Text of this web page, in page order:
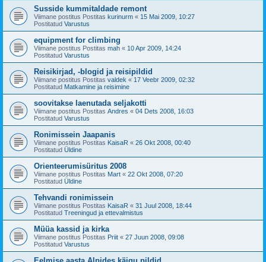
Susside kummitaldade remont
Viimane postitus Postitas kurinurm « 15 Mai 2009, 10:27
Postitatud Varustus
equipment for climbing
Viimane postitus Postitas mah « 10 Apr 2009, 14:24
Postitatud Varustus
Reisikirjad, -blogid ja reisipildid
Viimane postitus Postitas valdek « 17 Veebr 2009, 02:32
Postitatud Matkamine ja reisimine
soovitakse laenutada seljakotti
Viimane postitus Postitas Andres « 04 Dets 2008, 16:03
Postitatud Varustus
Ronimissein Jaapanis
Viimane postitus Postitas KaisaR « 26 Okt 2008, 00:40
Postitatud Üldine
Orienteerumisüritus 2008
Viimane postitus Postitas Mart « 22 Okt 2008, 07:20
Postitatud Üldine
Tehvandi ronimissein
Viimane postitus Postitas KaisaR « 31 Juul 2008, 18:44
Postitatud Treeningud ja ettevalmistus
Müüa kassid ja kirka
Viimane postitus Postitas Priit « 27 Juun 2008, 09:08
Postitatud Varustus
Eelmise aasta Alpides käigu pildid